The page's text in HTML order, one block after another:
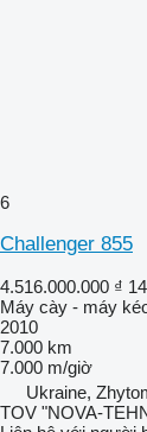
6
Challenger 855
4.516.000.000 ₫
Máy cày - máy
2010
7.000 km
7.000 m/giờ
Ukraine,
TOV "NOVA-